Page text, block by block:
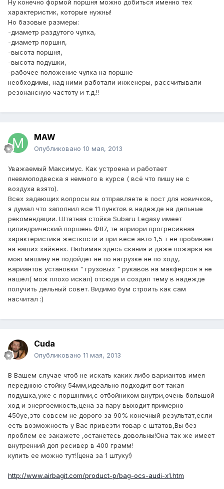
Ну конечно формой поршня можно добиться именно тех
характеристик, которые нужны!
Но базовые размеры:
-диаметр раздутого чулка,
-диаметр поршня,
-высота поршня,
-высота подушки,
-рабочее положение чулка на поршне
необходимы, над ними работали инженеры, рассчитывали
резонансную частоту и т.д.!!
MAW
Опубликовано 10 мая, 2013
Уважаемый Максимус. Как устроена и работает
пневмоподвеска я немного в курсе ( всё что пишу не с
воздуха взято).
Всех задающих вопросы вы отправляете в пост для новичков,
я думал что заполнил все 11 пунктов в надежде на дельные
рекомендации. Штатная стойка Subaru Legasy имеет
цилиндрический поршень Ф87, те априори прогресивная
характеристика жесткости и при весе авто 1,5 т её пробивает
на наших хайвеях. Любимая здесь скания и даже пожарка на
мою машину не подойдёт не по нагрузке не по ходу,
вариантов установки " грузовых " рукавов на макферсон я не
нашёл( мож плохо искал) отсюда и создал тему в надежде
получить дельный совет. Видимо бум строить как сам
насчитал :)
Cuda
Опубликовано 11 мая, 2013
В Вашем случае чтоб не искать каких либо вариантов имея
переднюю стойку 54мм,идеально подходит вот такая
подушка,уже с поршнями,с отбойником внутри,очень большой
ход и энергоемкость,цена за пару выходит примерно
450уе,это совсем не дорого за 90% конечный результат,если
есть возможность у Вас привезти товар с штатов,Вы без
проблем ее закажете ,останетесь довольны!Она так же имеет
внутренний доп ресивер в 400 грамм!
купить ее можно тут!(цена за 1 штуку!)
http://www.airbagit.com/product-p/bag-ocs-audi-x1.htm